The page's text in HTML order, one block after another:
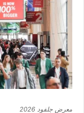
معرض جلفود 2026